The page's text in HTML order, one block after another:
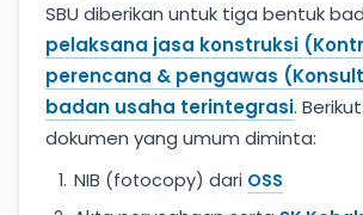
SBU diberikan untuk tiga bentuk
pelaksana jasa konstruksi
perencana & pengawas
badan usaha terintegrasi.
dokumen yang umum diminta:
NIB (fotocopy) dari OSS